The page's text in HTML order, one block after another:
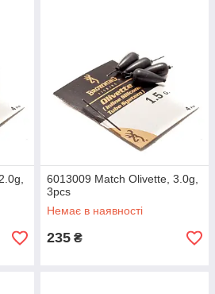
6013009 Match Olivette, 3.0g,
3pcs
Немає в наявності
235 ₴